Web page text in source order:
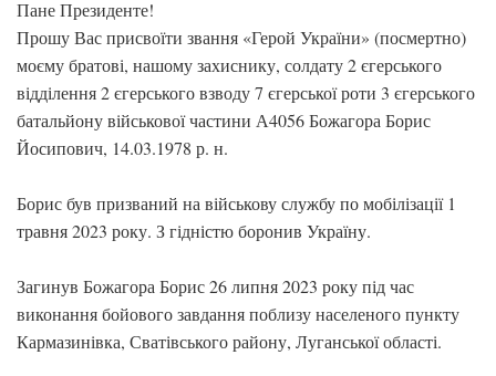
Пане Президенте!
Прошу Вас присвоїти звання «Герой України» (посмертно)
моєму братові, нашому захиснику, солдату 2 єгерського
відділення 2 єгерського взводу 7 єгерської роти 3 єгерського
батальйону військової частини А4056 Божагора Борис
Йосипович, 14.03.1978 р. н.
Борис був призваний на військову службу по мобілізації 1
травня 2023 року. З гідністю боронив Україну.
Загинув Божагора Борис 26 липня 2023 року під час
виконання бойового завдання поблизу населеного пункту
Кармазинівка, Сватівського району, Луганської області.